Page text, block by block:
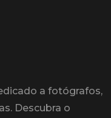
a fotógrafos,
Descubra o